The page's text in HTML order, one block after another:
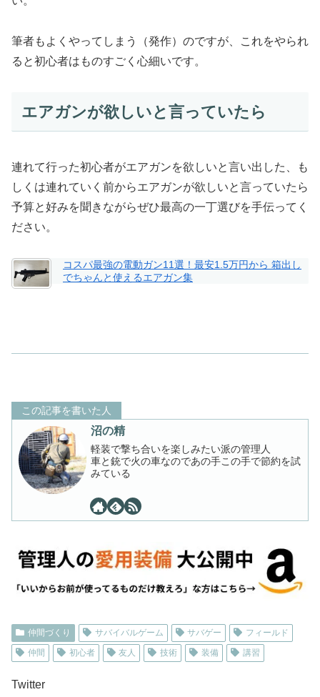
筆者もよくやってしまう（発作）のですが、これをやられ
ると初心者はものすごく心細いです。
エアガンが欲しいと言っていたら
連れて行った初心者がエアガンを欲しいと言い出した、も
しくは連れていく前からエアガンが欲しいと言っていたら
予算と好みを聞きながらぜひ最高の一丁選びを手伝ってく
ださい。
コスパ最強の電動ガン11選！最安1.5万円から 箱出し
でちゃんと使えるエアガン集
この記事を書いた人
沼の精
軽装で撃ち合いを楽しみたい派の管理人
車と銃で火の車なのであの手この手で節約を試
みている
仲間づくり サバイバルゲーム サバゲー
フィールド
仲間
初心者 友人 技術 装備 講習
Twitter